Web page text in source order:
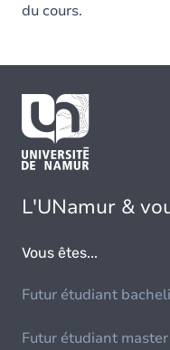
du cours.
L'UNamur &
Vous êtes...
Futur étudiant
Futur étudiant master